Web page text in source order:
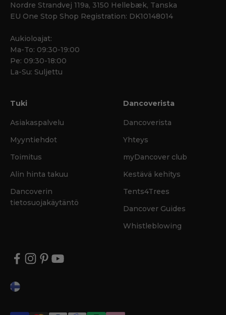
Nordre Strandvej 119a, 3150 Hellebæk, Tanska
EU One Stop Shop Registration: DK10148014
Aukioloajat:
Ma-To: 09:30-19:00
Pe: 09:30-18:00
La-Su: Suljettu
Tuki
Asiakaspalvelu
Myyntiehdot
Toimitus
Alin hinta takuu
Dancoverin
tietosuojakäytäntö
Dancoverista
Dancoverista
Yhteys
myDancover club
Kestävä kehitys
Tents4Trees
Dancover Guides
Whistleblowing